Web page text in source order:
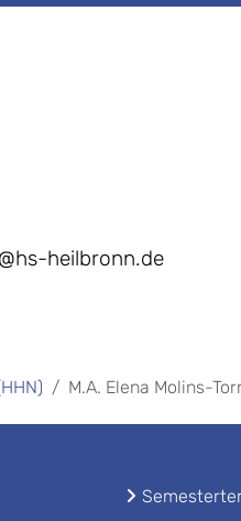
heilbronn.de
M.A. Elena Molins-